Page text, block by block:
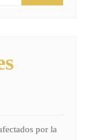
por la